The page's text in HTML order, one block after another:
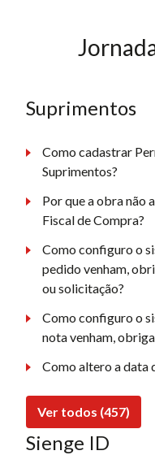
Suprimentos
Como cadastrar
Suprimentos?
Por que a obra não
Fiscal de Compra?
Como configuro o
pedido venham,
ou solicitação?
Como configuro o
nota venham,
Como altero a data
Ver todos (457)
Sienge ID